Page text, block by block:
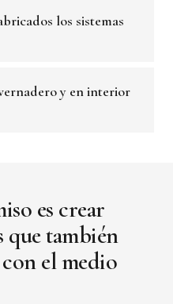
los sistemas
y en interior
es crear
que también
con el medio